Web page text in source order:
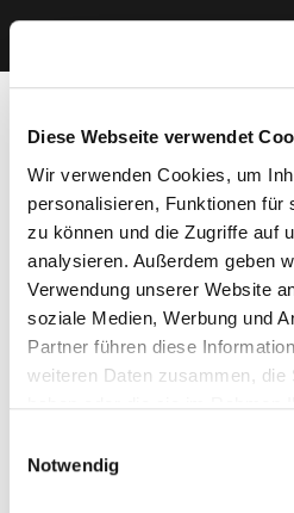
Diese Webseite verwendet
Wir verwenden Cookies, um
personalisieren, Funktionen für
zu können und die Zugriffe auf
analysieren. Außerdem geben
Verwendung unserer Website
soziale Medien, Werbung und
Partner führen diese
weiteren Daten zusammen, die
Cookies, wenn Sie unsere
Notwendig